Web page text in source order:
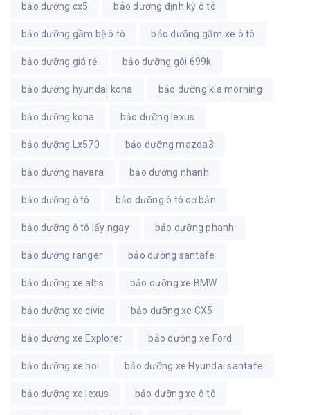
bảo dưỡng cx5 bảo dưỡng định kỳ ô tô
bảo dưỡng gầm bệ ô tô bảo dưỡng gầm xe ô tô
bảo dưỡng giá rẻ bảo dưỡng gói 699k
bảo dưỡng hyundai kona bảo dưỡng kia morning
bảo dưỡng kona bảo dưỡng lexus
bảo dưỡng Lx570 bảo dưỡng mazda3
bảo dưỡng navara bảo dưỡng nhanh
bảo dưỡng ô tô bảo dưỡng ô tô cơ bản
bảo dưỡng ô tô lấy ngay bảo dưỡng phanh
bảo dưỡng ranger bảo dưỡng santafe
bảo dưỡng xe altis bảo dưỡng xe BMW
bảo dưỡng xe civic bảo dưỡng xe CX5
bảo dưỡng xe Explorer bảo dưỡng xe Ford
bảo dưỡng xe hoi bảo dưỡng xe Hyundai santafe
bảo dưỡng xe lexus bảo dưỡng xe ô tô